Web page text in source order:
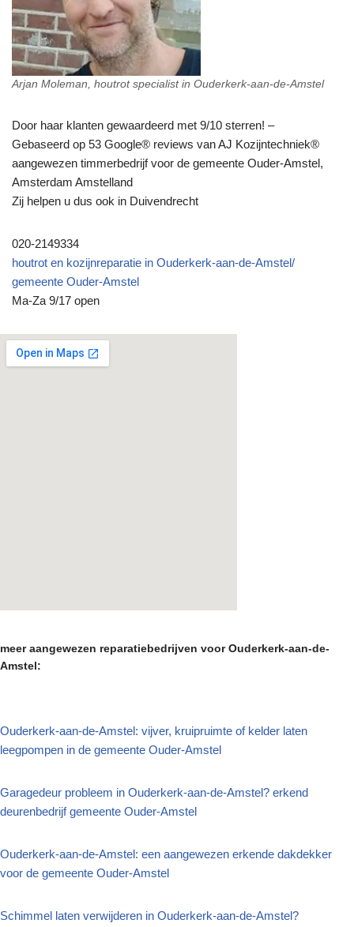
Arjan Moleman, houtrot specialist in Ouderkerk-aan-de-Amstel
Door haar klanten gewaardeerd met 9/10 sterren! –
Gebaseerd op 53 Google® reviews van AJ Kozijntechniek®
aangewezen timmerbedrijf voor de gemeente Ouder-Amstel,
Amsterdam Amstelland
Zij helpen u dus ook in Duivendrecht
020-2149334
houtrot en kozijnreparatie in Ouderkerk-aan-de-Amstel/
gemeente Ouder-Amstel
Ma-Za 9/17 open
meer aangewezen reparatiebedrijven voor Ouderkerk-aan-de-
Amstel:
Ouderkerk-aan-de-Amstel: vijver, kruipruimte of kelder laten
leegpompen in de gemeente Ouder-Amstel
Garagedeur probleem in Ouderkerk-aan-de-Amstel? erkend
deurenbedrijf gemeente Ouder-Amstel
Ouderkerk-aan-de-Amstel: een aangewezen erkende dakdekker
voor de gemeente Ouder-Amstel
Schimmel laten verwijderen in Ouderkerk-aan-de-Amstel?